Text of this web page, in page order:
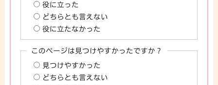
役に立った
どちらとも言えない
役に立たなかった
このページは見つけやすかったですか？
見つけやすかった
どちらとも言えない